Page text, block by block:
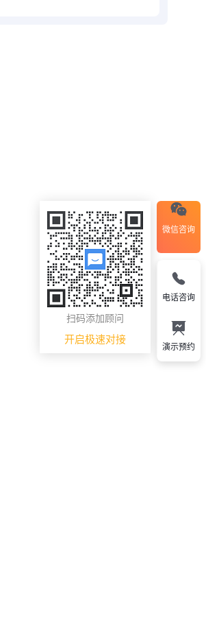
微信咨询
扫码添加顾问
开启极速对接
电话咨询
演示预约